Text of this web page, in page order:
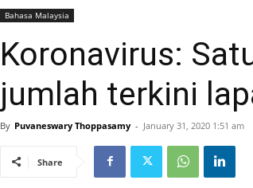
Bahasa Malaysia
Koronavirus:
jumlah terkini
By Puvaneswary Thoppasamy - January 31, 2020 1:51 am
Share